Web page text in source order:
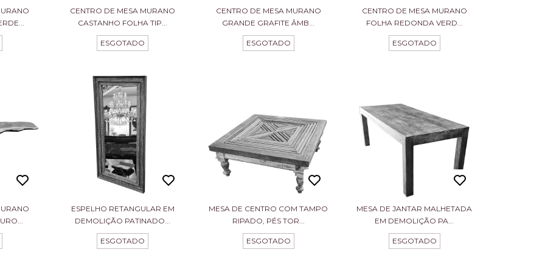
CENTRO DE MESA MURANO
CASTANHO FOLHA TIP...
ESGOTADO
CENTRO DE MESA MURANO
GRANDE GRAFITE ÂMB...
ESGOTADO
CENTRO DE MESA MURANO
FOLHA REDONDA VERD...
ESGOTADO
ESPELHO RETANGULAR EM
DEMOLIÇÃO PATINADO...
ESGOTADO
MESA DE CENTRO COM TAMPO
RIPADO, PÉS TOR...
ESGOTADO
MESA DE JANTAR MALHETADA
EM DEMOLIÇÃO PA...
ESGOTADO